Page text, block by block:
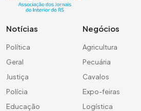
Notícias
Política
Geral
Justiça
Polícia
Educação
Negócios
Agricultura
Pecuária
Cavalos
Expo-feiras
Logística